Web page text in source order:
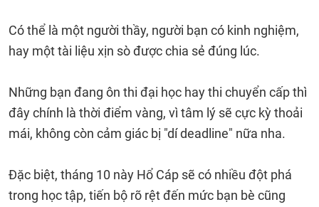
Có thể là một người thầy, người bạn có kinh nghiệm,
hay một tài liệu xịn sò được chia sẻ đúng lúc.
Những bạn đang ôn thi đại học hay thi chuyển cấp thì
đây chính là thời điểm vàng, vì tâm lý sẽ cực kỳ thoải
mái, không còn cảm giác bị "dí deadline" nữa nha.
Đặc biệt, tháng 10 này Hổ Cáp sẽ có nhiều đột phá
trong học tập, tiến bộ rõ rệt đến mức bạn bè cũng